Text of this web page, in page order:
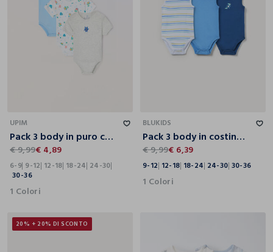
UPIM
Pack 3 body in puro cotone neonato
€ 9,99€ 4,89
6-9 9-12 12-18 18-24 24-30
30-36
1 Colori
BLUKIDS
Pack 3 body in costina di puro cotone
€ 9,99€ 6,39
9-12 12-18 18-24 24-30 30-36
1 Colori
20% + 20% DI SCONTO